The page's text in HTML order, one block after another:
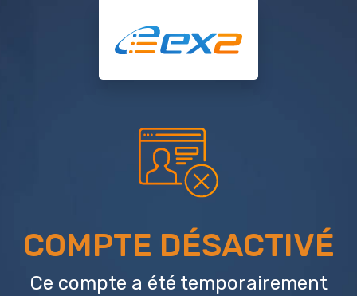
COMPTE DÉSACTIVÉ
Ce compte a été temporairement